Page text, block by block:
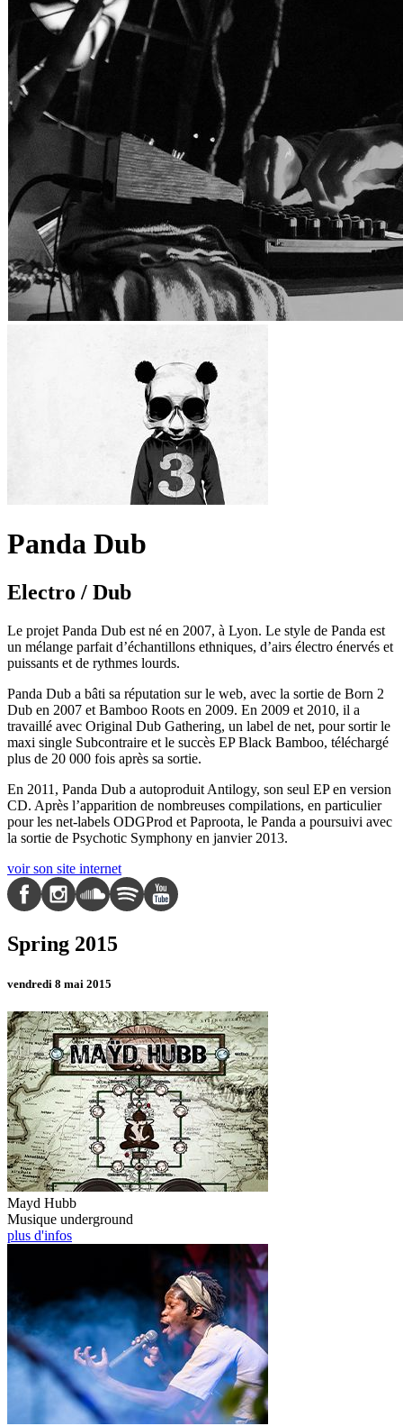
Panda Dub
Electro / Dub
Le projet Panda Dub est né en 2007, à Lyon. Le style de Panda est
un mélange parfait d’échantillons ethniques, d’airs électro énervés et
puissants et de rythmes lourds.
Panda Dub a bâti sa réputation sur le web, avec la sortie de Born 2
Dub en 2007 et Bamboo Roots en 2009. En 2009 et 2010, il a
travaillé avec Original Dub Gathering, un label de net, pour sortir le
maxi single Subcontraire et le succès EP Black Bamboo, téléchargé
plus de 20 000 fois après sa sortie.
En 2011, Panda Dub a autoproduit Antilogy, son seul EP en version
CD. Après l’apparition de nombreuses compilations, en particulier
pour les net-labels ODGProd et Paproota, le Panda a poursuivi avec
la sortie de Psychotic Symphony en janvier 2013.
voir son site internet
Spring 2015
vendredi 8 mai 2015
Mayd Hubb
Musique underground
plus d'infos